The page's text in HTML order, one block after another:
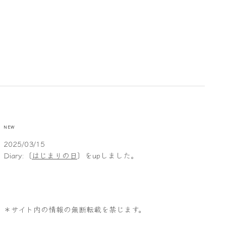
NEW
2025/03/15
Diary:〔はじまりの日〕をupしました。
＊サイト内の情報の無断転載を禁じます。